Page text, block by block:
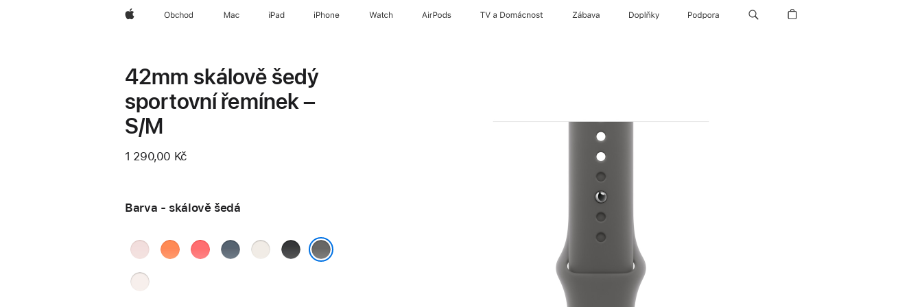
AppleObchod Mac iPad iPhone Watch AirPods TV a Domácnost Zábava Doplňky Podpora
42mm skálově šedý
sportovní řemínek –
S/M
1 290,00 Kč
Barva - skálově šedá
jemněmandarinková
guavověocelověhvězdněčerná
světle